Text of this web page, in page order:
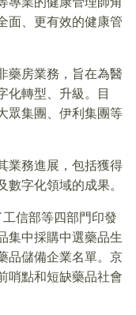
面、更有效的健康管
藥房業務，旨在為醫
化轉型、升級。目
眾集團、伊利集團等
業務進展，包括獲得
字化領域的成果。
信部等四部門印發
集中採購中選藥品生
品儲備企業名單。京
哨點和短缺藥品社會